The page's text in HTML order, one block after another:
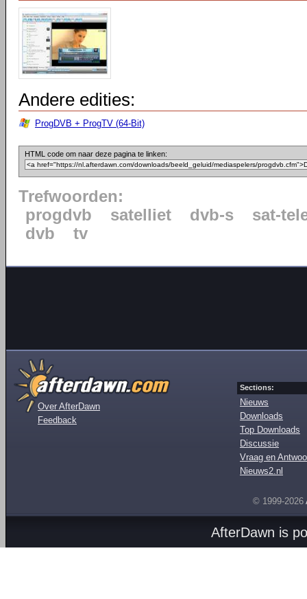
Andere edities:
ProgDVB + ProgTV (64-Bit)
HTML code om naar deze pagina te linken:
Trefwoorden:
progdvb
satelliet dvb-s
sat-
dvb
tv
Over AfterDawn
Feedback
Sections:
Nieuws
Downloads
Top Downloads
Discussie
Vraag en
Nieuws2.nl
© 1999-2026
AfterDawn is